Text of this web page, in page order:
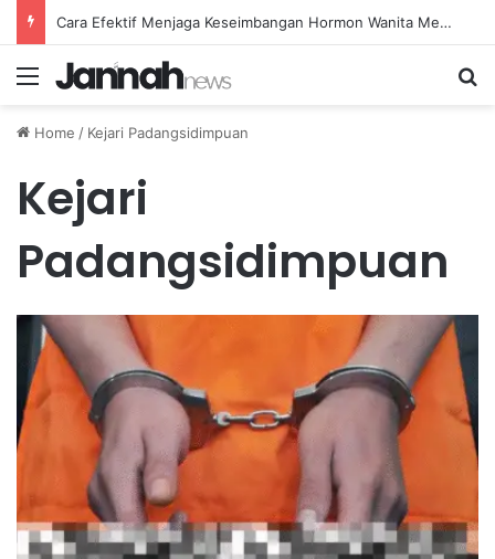
Cara Efektif Menjaga Keseimbangan Hormon Wanita Menjelang Menopause
Menu
Home / Kejari Padangsidimpuan
Kejari
Padangsidimpuan